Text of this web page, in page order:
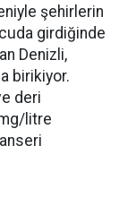
şehirlerin
girdiğinde
Denizli,
birikiyor.
deri
litre